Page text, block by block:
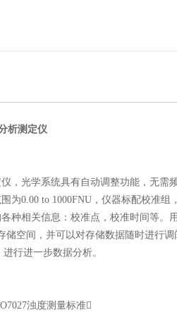
析测定仪
，光学系统具有自动调整功能，无需
为0.00 to 1000FNU，仪器标配校准
种相关信息：校准点，校准时间等。
储空间，并可以对存储数据随时进行
行进一步数据分析。
浊度测量标准